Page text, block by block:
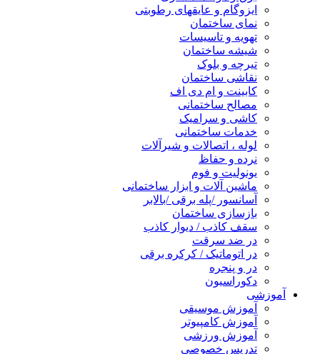
ایزوگام و عایقهای رطوبتی
نمای ساختمان
تهویه و تاسیسات
شیشه ساختمان
تیرچه و بلوک
نقاشی ساختمان
کابینت و ام دی اف
مصالح ساختمانی
کاشی و سرامیک
خدمات ساختمانی
لوله ، اتصالات و شیرآلات
نرده و حفاظ
یونولیت و فوم
ماشین آلات و ابزار ساختمانی
آسانسور /پله برقی /بالابر
بازسازی ساختمان
سقف کاذب / دیوار کاذب
در ضد سرقت
در اتوماتیک / کرکره برقی
در و پنجره
دکوراسیون
آموزشی
آموزش موسیقی
آموزش کامپیوتر
آموزش ورزشی
تدریس خصوصی